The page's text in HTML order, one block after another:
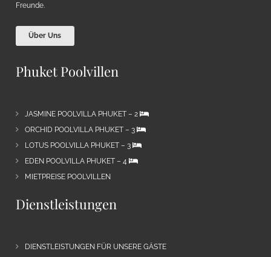
Freunde.
Über Uns
Phuket Poolvillen
JASMINE POOLVILLA PHUKET – 2
ORCHID POOLVILLA PHUKET – 3
LOTUS POOLVILLA PHUKET – 3
EDEN POOLVILLA PHUKET – 4
MIETPREISE POOLVILLEN
Dienstleistungen
DIENSTLEISTUNGEN FÜR UNSERE GÄSTE